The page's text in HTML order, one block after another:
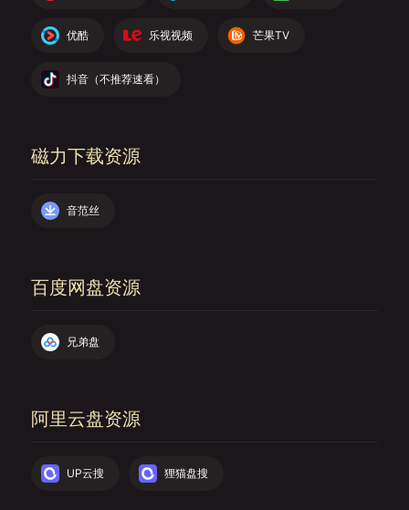
优酷 乐视视频 芒果TV
抖音（不推荐速看）
磁力下载资源
音范丝
百度网盘资源
兄弟盘
阿里云盘资源
UP云搜 狸猫盘搜